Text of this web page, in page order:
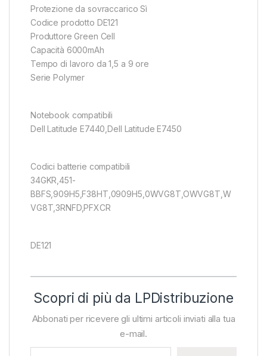
Protezione da sovraccarico Sì
Codice prodotto DE121
Produttore Green Cell
Capacità 6000mAh
Tempo di lavoro da 1,5 a 9 ore
Serie Polymer
Notebook compatibili
Dell Latitude E7440,Dell Latitude E7450
Codici batterie compatibili
34GKR,451-
BBFS,909H5,F38HT,0909H5,0WVG8T,OWVG8T,W
VG8T,3RNFD,PFXCR
DE121
Scopri di più da LPDistribuzione
Abbonati per ricevere gli ultimi articoli inviati alla tua
e-mail.